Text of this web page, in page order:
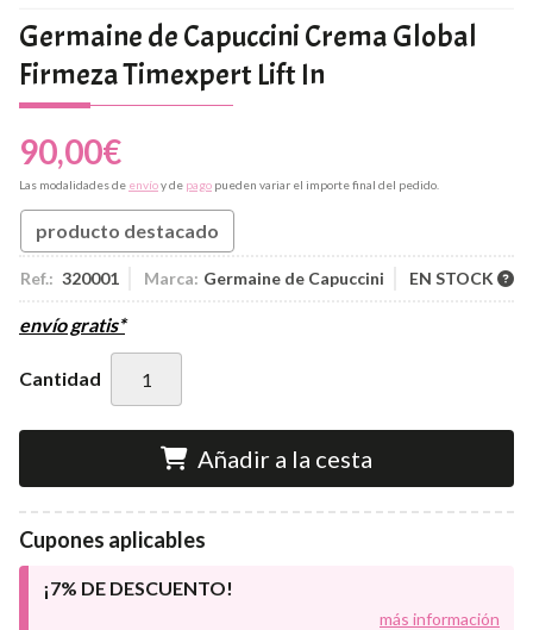
Germaine de Capuccini Crema Global
Firmeza Timexpert Lift In
90,00€
Las modalidades de envíoy de pago pueden variar el importe final del pedido.
producto destacado
Ref.: 320001 Marca: Germaine de Capuccini EN STOCK
envío gratis*
Cantidad
Añadir a la cesta
Cupones aplicables
¡7% DE DESCUENTO!
más información